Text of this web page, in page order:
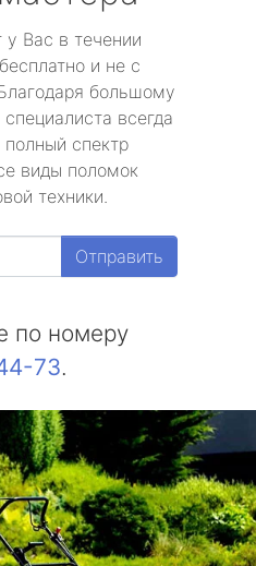
Вас в течении
и не с
большому
всегда
спектр
виды поломок
техники.
Отправить
по номеру
73.